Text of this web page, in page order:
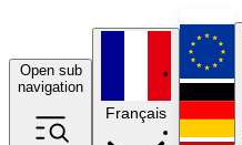
Open sub
navigation
Français